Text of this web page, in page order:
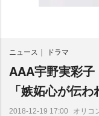
ニュース ドラマ
AAA宇野実彩子
「嫉妬心が伝わ
2018-12-19 17:00 オリコ